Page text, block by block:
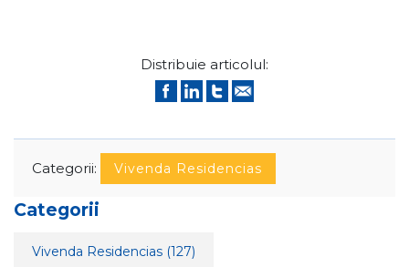
Distribuie articolul:
Categorii: Vivenda Residencias
Categorii
Vivenda Residencias (127)